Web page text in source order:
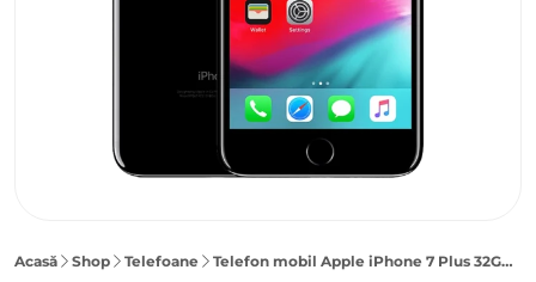
Acasă Shop Telefoane Telefon mobil Apple iPhone 7 Plus 32GB, Jet Black